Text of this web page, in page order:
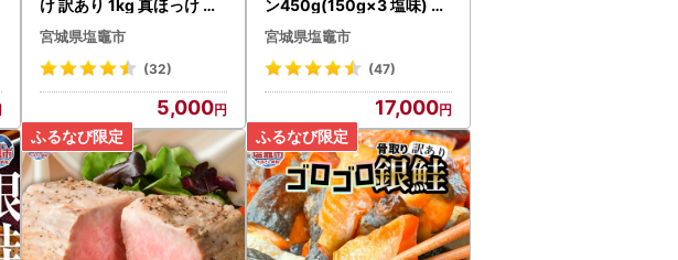
け 訳あり 1kg 真ほっけ 特
大 5000円
宮城県塩竈市
(32)
5,000
ン450g(150g×3 塩味) さ
とう精肉店
宮城県塩竈市
(47)
17,000